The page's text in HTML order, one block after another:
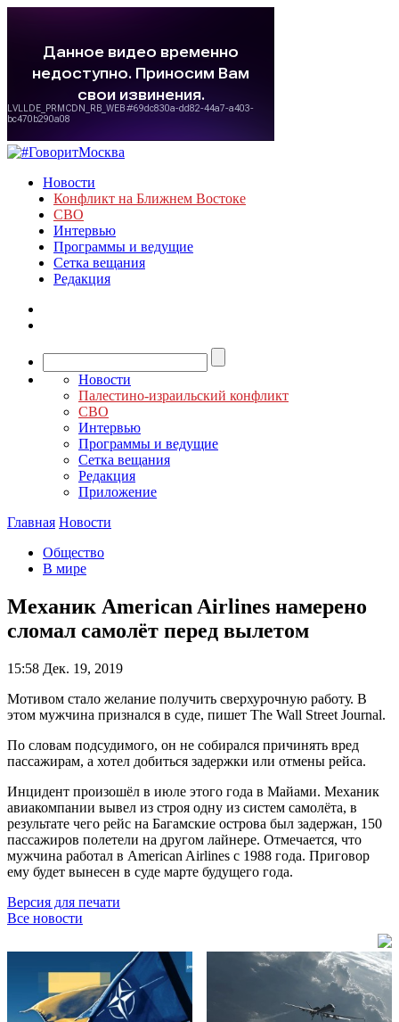
Новости
Конфликт на Ближнем Востоке
СВО
Интервью
Программы и ведущие
Сетка вещания
Редакция
Новости
Палестино-израильский конфликт
СВО
Интервью
Программы и ведущие
Сетка вещания
Редакция
Приложение
Главная Новости
Общество
В мире
Механик American Airlines намерено
сломал самолёт перед вылетом
15:58 Дек. 19, 2019
Мотивом стало желание получить сверхурочную работу. В
этом мужчина признался в суде, пишет The Wall Street Journal.
По словам подсудимого, он не собирался причинять вред
пассажирам, а хотел добиться задержки или отмены рейса.
Инцидент произошёл в июле этого года в Майами. Механик
авиакомпании вывел из строя одну из систем самолёта, в
результате чего рейс на Багамские острова был задержан, 150
пассажиров полетели на другом лайнере. Отмечается, что
мужчина работал в American Airlines с 1988 года. Приговор
ему будет вынесен в суде марте будущего года.
Версия для печати
Все новости